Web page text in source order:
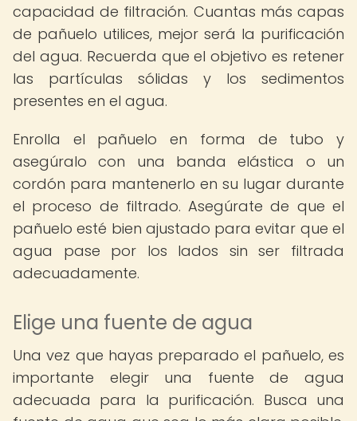
capacidad de filtración. Cuantas más capas
de pañuelo utilices, mejor será la purificación
del agua. Recuerda que el objetivo es retener
las partículas sólidas y los sedimentos
presentes en el agua.
Enrolla el pañuelo en forma de tubo y
asegúralo con una banda elástica o un
cordón para mantenerlo en su lugar durante
el proceso de filtrado. Asegúrate de que el
pañuelo esté bien ajustado para evitar que el
agua pase por los lados sin ser filtrada
adecuadamente.
Elige una fuente de agua
Una vez que hayas preparado el pañuelo, es
importante elegir una fuente de agua
adecuada para la purificación. Busca una